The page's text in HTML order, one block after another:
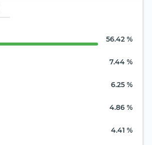
56.42 %
7.44 %
6.25 %
4.86 %
4.41 %